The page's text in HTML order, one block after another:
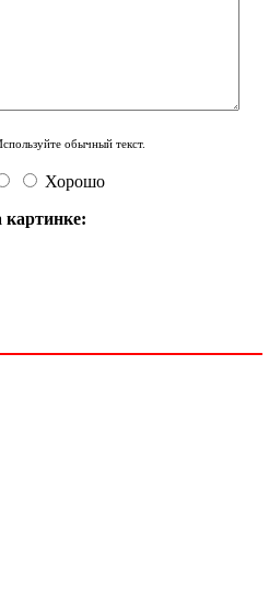
обычный текст.
Хорошо
картинке: